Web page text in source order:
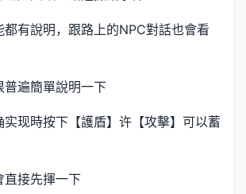
有說明，跟路上的NPC對話也會看
普遍簡單說明一下
实现時按下【護盾】许【攻擊】可以蓄
直接先揮一下